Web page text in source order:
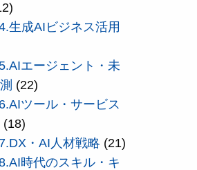
生成AIビジネス活用
エージェント・未
(22)
ツール・サービス
(18)
・AI人材戦略 (21)
時代のスキル・キ